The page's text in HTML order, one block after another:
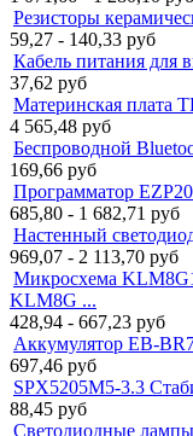
Резисторы
59,27 - 140,33 руб
Кабель питания для
37,62 руб
Материнская плата
4 565,48 руб
Беспроводной
169,66 руб
Программатор
685,80 - 1 682,71 руб
Настенный
969,07 - 2 113,70 руб
Микросхема
KLM8G ...
428,94 - 667,23 руб
Аккумулятор EB-
697,46 руб
SPX5205M5-3.3
88,45 руб
Светодиодные